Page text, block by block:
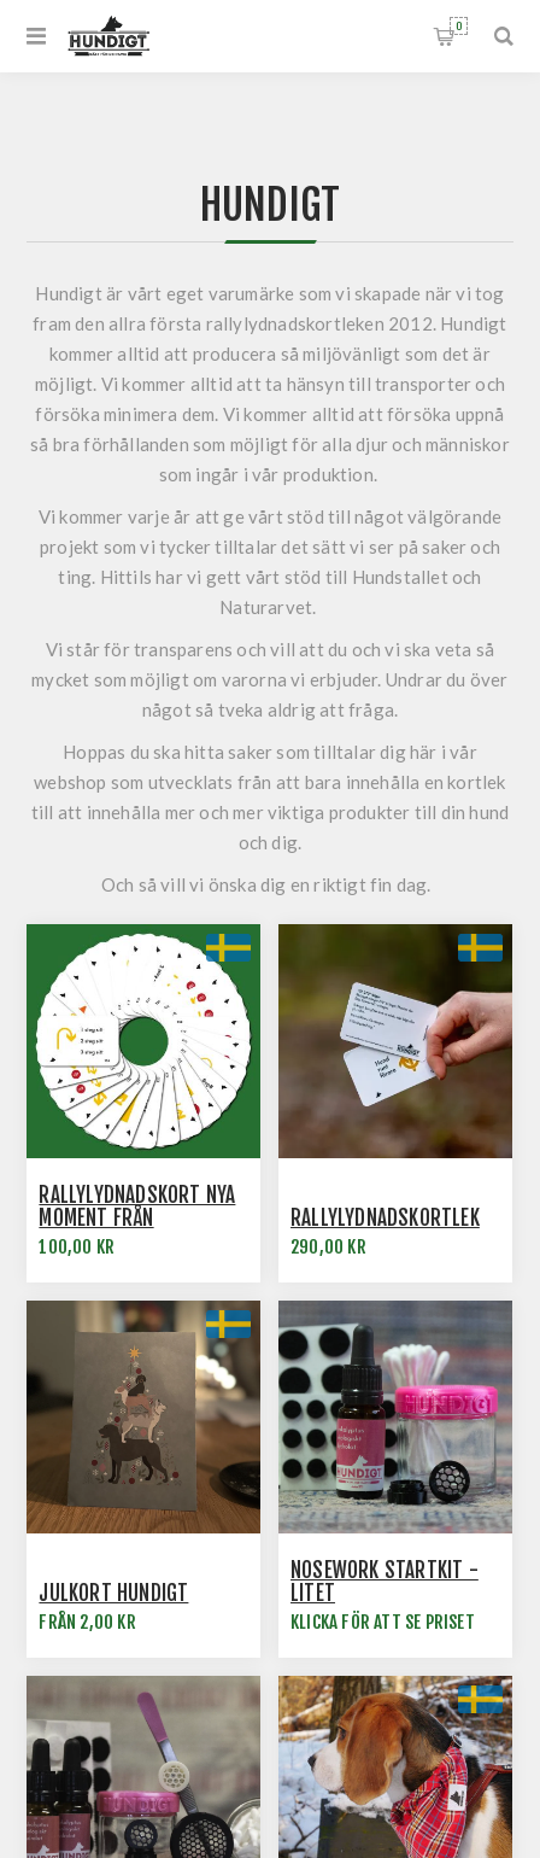
0
HUNDIGT
Hundigt är vårt eget varumärke som vi skapade när vi tog
fram den allra första rallylydnadskortleken 2012. Hundigt
kommer alltid att producera så miljövänligt som det är
möjligt. Vi kommer alltid att ta hänsyn till transporter och
försöka minimera dem. Vi kommer alltid att försöka uppnå
så bra förhållanden som möjligt för alla djur och människor
som ingår i vår produktion.
Vi kommer varje år att ge vårt stöd till något välgörande
projekt som vi tycker tilltalar det sätt vi ser på saker och
ting. Hittils har vi gett vårt stöd till Hundstallet och
Naturarvet.
Vi står för transparens och vill att du och vi ska veta så
mycket som möjligt om varorna vi erbjuder. Undrar du över
något så tveka aldrig att fråga.
Hoppas du ska hitta saker som tilltalar dig här i vår
webshop som utvecklats från att bara innehålla en kortlek
till att innehålla mer och mer viktiga produkter till din hund
och dig.
Och så vill vi önska dig en riktigt fin dag.
RALLYLYDNADSKORT NYA
MOMENT FRÅN
REGELREVIDERING 2023
100,00 KR
RALLYLYDNADSKORTLEK
290,00 KR
JULKORT HUNDIGT
FRÅN 2,00 KR
NOSEWORK STARTKIT -
LITET
KLICKA FÖR ATT SE PRISET